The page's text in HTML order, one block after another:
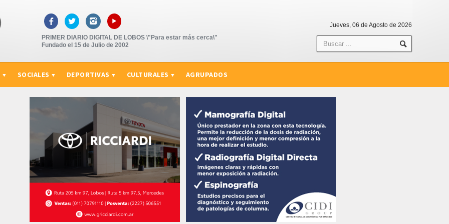
   ▸
PRIMER DIARIO DIGITAL DE LOBOS \"Para estar más cerca\"
Fundado el 15 de Julio de 2002
Jueves, 06 de Agosto de 2026
SOCIALES DEPORTIVAS CULTURALES AGRUPADOS